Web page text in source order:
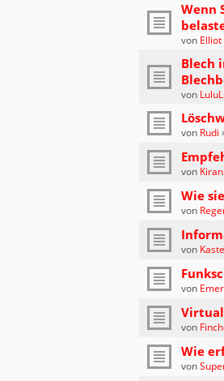
Wenn
von Elliot
Blech
von
von Rudi
von Kiran
Wie
von
von
von
von
Wie
von